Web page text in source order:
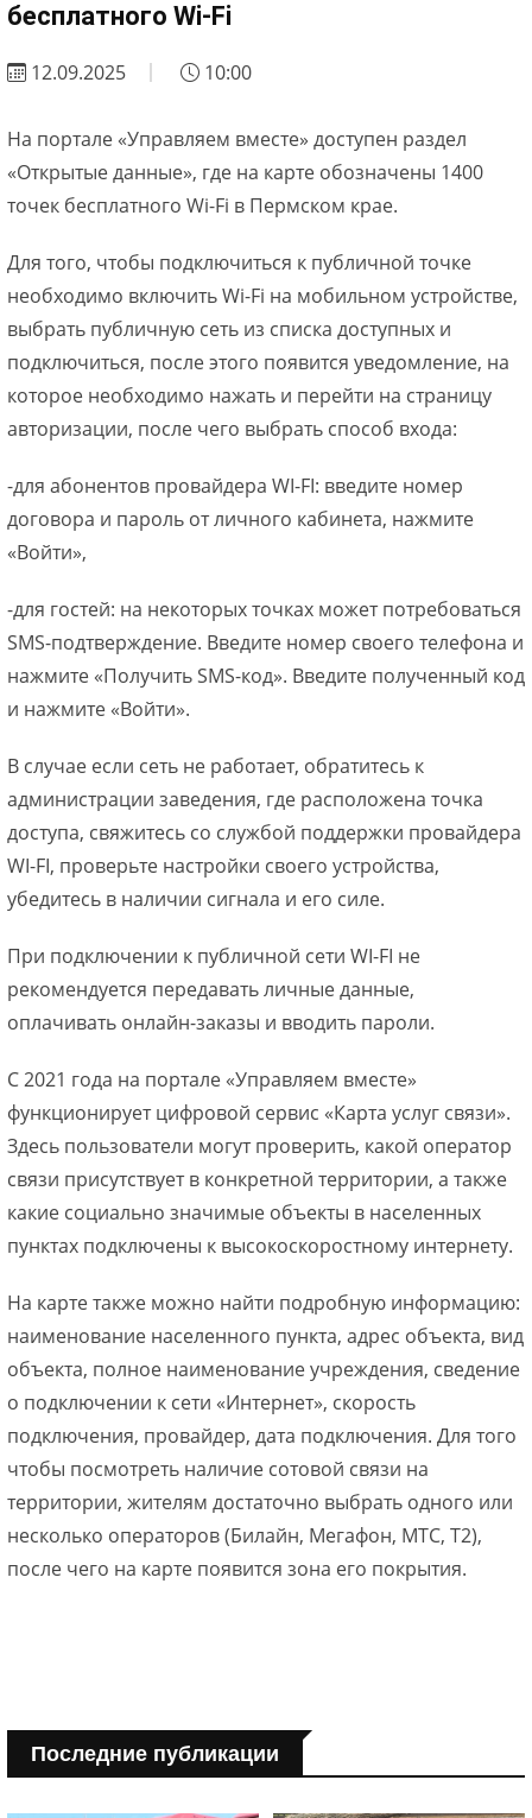
бесплатного Wi-Fi
12.09.2025 10:00
На портале «Управляем вместе» доступен раздел
«Открытые данные», где на карте обозначены 1400
точек бесплатного Wi-Fi в Пермском крае.
Для того, чтобы подключиться к публичной точке
необходимо включить Wi-Fi на мобильном устройстве,
выбрать публичную сеть из списка доступных и
подключиться, после этого появится уведомление, на
которое необходимо нажать и перейти на страницу
авторизации, после чего выбрать способ входа:
-для абонентов провайдера WI-FI: введите номер
договора и пароль от личного кабинета, нажмите
«Войти»,
-для гостей: на некоторых точках может потребоваться
SMS-подтверждение. Введите номер своего телефона и
нажмите «Получить SMS-код». Введите полученный код
и нажмите «Войти».
В случае если сеть не работает, обратитесь к
администрации заведения, где расположена точка
доступа, свяжитесь со службой поддержки провайдера
WI-FI, проверьте настройки своего устройства,
убедитесь в наличии сигнала и его силе.
При подключении к публичной сети WI-FI не
рекомендуется передавать личные данные,
оплачивать онлайн-заказы и вводить пароли.
С 2021 года на портале «Управляем вместе»
функционирует цифровой сервис «Карта услуг связи».
Здесь пользователи могут проверить, какой оператор
связи присутствует в конкретной территории, а также
какие социально значимые объекты в населенных
пунктах подключены к высокоскоростному интернету.
На карте также можно найти подробную информацию:
наименование населенного пункта, адрес объекта, вид
объекта, полное наименование учреждения, сведение
о подключении к сети «Интернет», скорость
подключения, провайдер, дата подключения. Для того
чтобы посмотреть наличие сотовой связи на
территории, жителям достаточно выбрать одного или
несколько операторов (Билайн, Мегафон, МТС, T2),
после чего на карте появится зона его покрытия.
Последние публикации